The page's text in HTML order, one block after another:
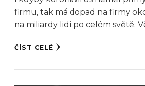
firmu, tak má dopad na firmy
na miliardy lidí po celém světě.
ČÍST CELÉ